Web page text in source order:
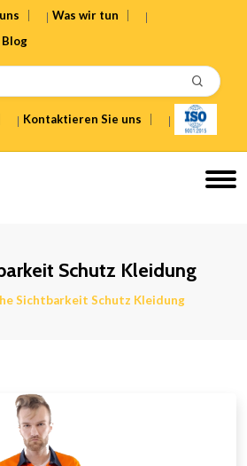
Was wir tun
Blog
Kontaktieren Sie uns
Schutz Kleidung
Sichtbarkeit Schutz Kleidung